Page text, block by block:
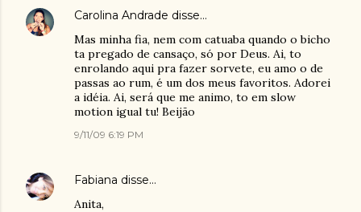
Carolina Andrade disse…
Mas minha fia, nem com catuaba quando o bicho
ta pregado de cansaço, só por Deus. Ai, to
enrolando aqui pra fazer sorvete, eu amo o de
passas ao rum, é um dos meus favoritos. Adorei
a idéia. Ai, será que me animo, to em slow
motion igual tu! Beijão
9/11/09 6:19 PM
Fabiana disse…
Anita,